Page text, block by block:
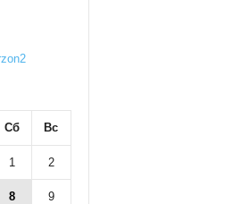
Сб Вс
1 2
8 9